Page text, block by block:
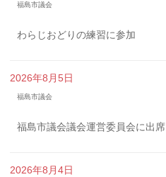
福島市議会
わらじおどりの練習に参加
2026年8月5日
福島市議会
福島市議会議会運営委員会に出席
2026年8月4日